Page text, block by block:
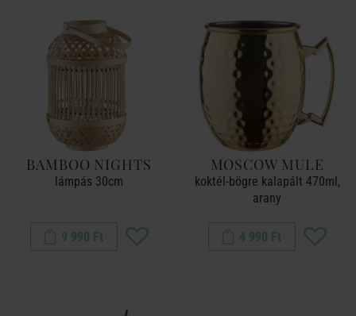
BAMBOO NIGHTS
lámpás 30cm
9 990 Ft
MOSCOW MULE
koktél-bögre kalapált 470ml,
arany
4 990 Ft